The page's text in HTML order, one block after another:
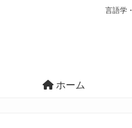
言語学
ホーム